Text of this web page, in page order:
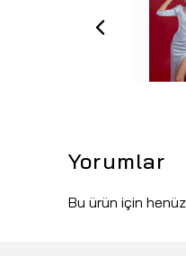
Yorumlar
Bu ürün için